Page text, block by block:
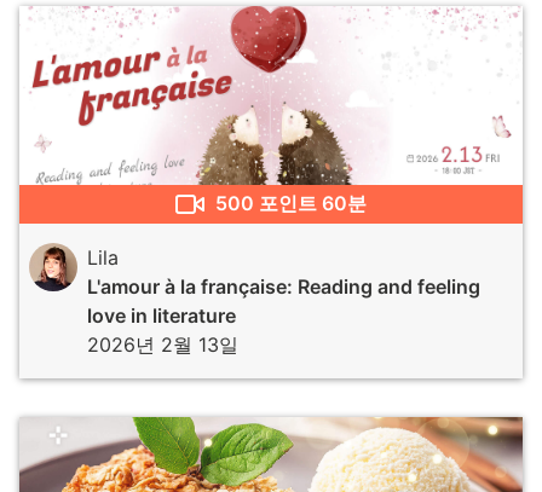
500 포인트60분
Lila
L'amour à la française: Reading and feeling
love in literature
2026년 2월 13일